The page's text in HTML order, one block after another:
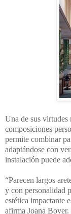
Una de sus virtudes
composiciones
permite combinar
adaptándose con
instalación puede
“Parecen largos
y con personalidad
estética impactante
afirma Joana